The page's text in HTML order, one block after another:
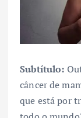
Subtítulo:
câncer de
que está por